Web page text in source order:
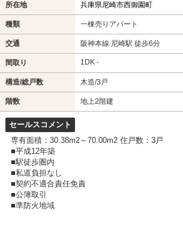
所在地 兵庫県尼崎市西御園町
種類 一棟売りアパート
交通 阪神本線 尼崎駅 徒歩6分
間取り 1DK -
構造/総戸数 木造/3戸
階数 地上2階建
セールスコメント
専有面積：30.38m2～70.00m2 住戸数：3戸
■平成12年築
■駅徒歩圏内
■私道負担なし
■契約不適合責任免責
■公簿取引
■準防火地域